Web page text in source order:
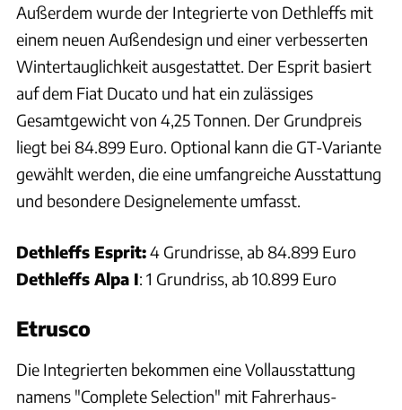
Außerdem wurde der Integrierte von Dethleffs mit
einem neuen Außendesign und einer verbesserten
Wintertauglichkeit ausgestattet. Der Esprit basiert
auf dem Fiat Ducato und hat ein zulässiges
Gesamtgewicht von 4,25 Tonnen. Der Grundpreis
liegt bei 84.899 Euro. Optional kann die GT-Variante
gewählt werden, die eine umfangreiche Ausstattung
und besondere Designelemente umfasst.
Dethleffs Esprit:4 Grundrisse, ab 84.899 Euro
Dethleffs Alpa I: 1 Grundriss, ab 10.899 Euro
Etrusco
Die Integrierten bekommen eine Vollausstattung
namens "Complete Selection" mit Fahrerhaus-